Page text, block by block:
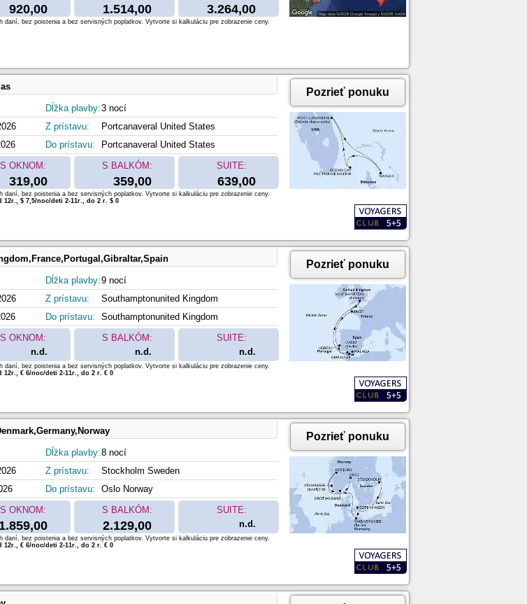
920,00 1.514,00 3.264,00
bez poistenia a bez servisných poplatkov. Vytvorte si kalkuláciu pre zobrazenie ceny.
Dĺžka plavby:3 nocí
Z prístavu:
Portcanaveral United States
Do prístavu:
Portcanaveral United States
S OKNOM:
319,00
S BALKÓM:
359,00
SUITE:
639,00
Pozrieť ponuku
bez poistenia a bez servisných poplatkov. Vytvorte si kalkuláciu pre zobrazenie ceny.
$ 7,5/noc/deti 2-11r., do 2 r. $ 0
Dĺžka plavby:9 nocí
Z prístavu:
Southamptonunited Kingdom
Do prístavu:
Southamptonunited Kingdom
S OKNOM:
n.d.
S BALKÓM:
n.d.
SUITE:
n.d.
Pozrieť ponuku
bez poistenia a bez servisných poplatkov. Vytvorte si kalkuláciu pre zobrazenie ceny.
12r., € 6/noc/deti 2-11r., do 2 r. € 0
Dĺžka plavby:8 nocí
Z prístavu:
Stockholm Sweden
Do prístavu:
Oslo Norway
S OKNOM:
1.859,00
S BALKÓM:
2.129,00
SUITE:
n.d.
Pozrieť ponuku
bez poistenia a bez servisných poplatkov. Vytvorte si kalkuláciu pre zobrazenie ceny.
12r., € 6/noc/deti 2-11r., do 2 r. € 0